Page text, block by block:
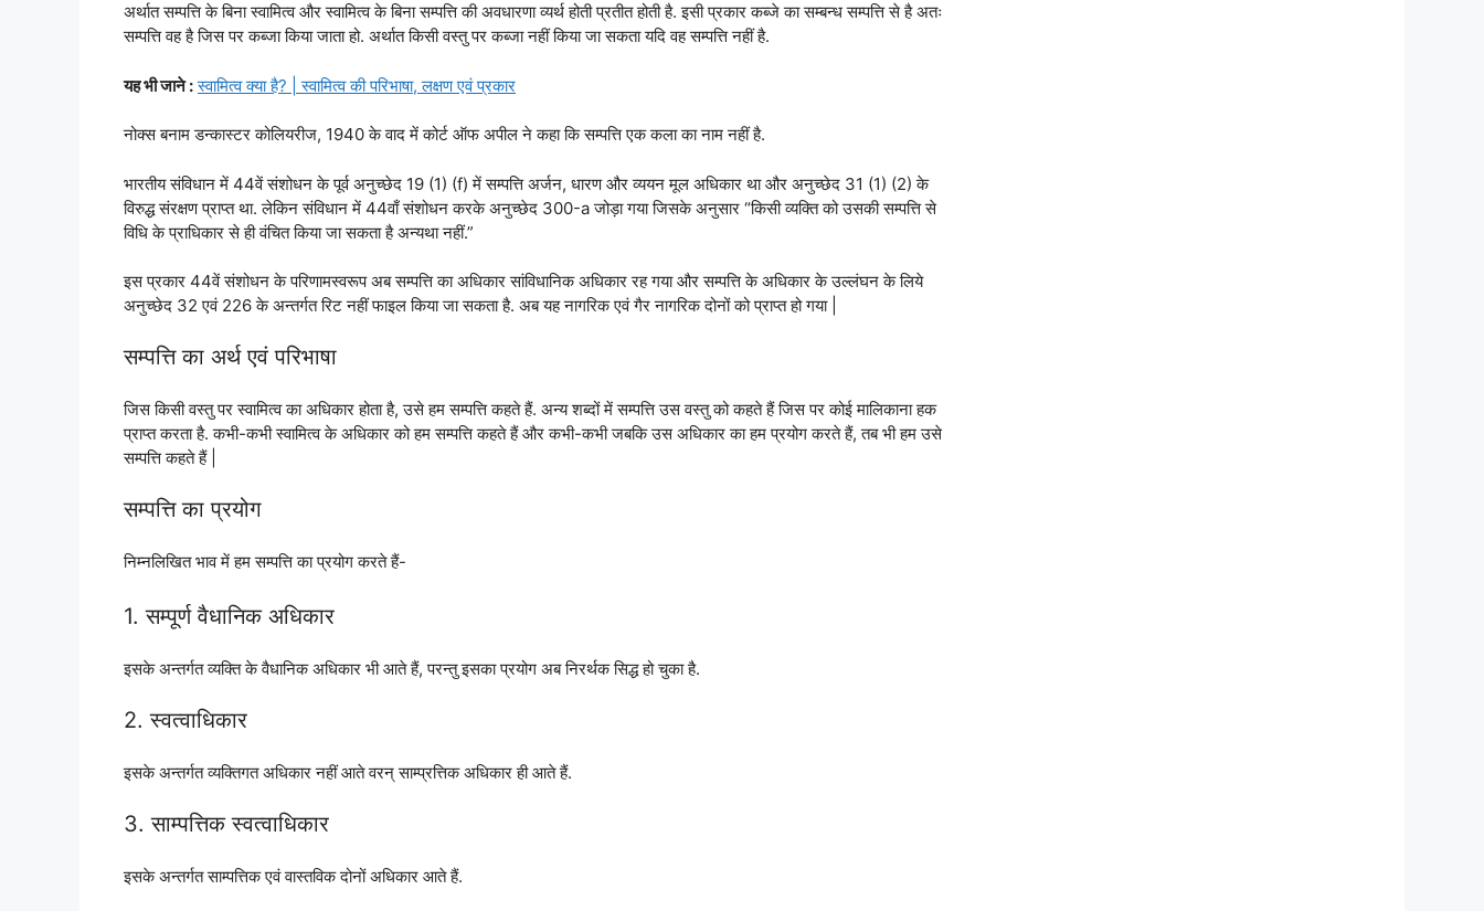
अर्थात सम्पत्ति के बिना स्वामित्व और स्वामित्व के बिना सम्पत्ति की अवधारणा व्यर्थ होती प्रतीत होती है. इसी प्रकार कब्जे का सम्बन्ध सम्पत्ति से है अतः
सम्पत्ति वह है जिस पर कब्जा किया जाता हो. अर्थात किसी वस्तु पर कब्जा नहीं किया जा सकता यदि वह सम्पत्ति नहीं है.
यह भी जाने : स्वामित्व क्या है? | स्वामित्व की परिभाषा, लक्षण एवं प्रकार
नोक्स बनाम डन्कास्टर कोलियरीज, 1940 के वाद में कोर्ट ऑफ अपील ने कहा कि सम्पत्ति एक कला का नाम नहीं है.
भारतीय संविधान में 44वें संशोधन के पूर्व अनुच्छेद 19 (1) (f) में सम्पत्ति अर्जन, धारण और व्ययन मूल अधिकार था और अनुच्छेद 31 (1) (2) के
विरुद्ध संरक्षण प्राप्त था. लेकिन संविधान में 44वाँ संशोधन करके अनुच्छेद 300-a जोड़ा गया जिसके अनुसार “किसी व्यक्ति को उसकी सम्पत्ति से
विधि के प्राधिकार से ही वंचित किया जा सकता है अन्यथा नहीं.”
इस प्रकार 44वें संशोधन के परिणामस्वरूप अब सम्पत्ति का अधिकार सांविधानिक अधिकार रह गया और सम्पत्ति के अधिकार के उल्लंघन के लिये
अनुच्छेद 32 एवं 226 के अन्तर्गत रिट नहीं फाइल किया जा सकता है. अब यह नागरिक एवं गैर नागरिक दोनों को प्राप्त हो गया |
सम्पत्ति का अर्थ एवं परिभाषा
जिस किसी वस्तु पर स्वामित्व का अधिकार होता है, उसे हम सम्पत्ति कहते हैं. अन्य शब्दों में सम्पत्ति उस वस्तु को कहते हैं जिस पर कोई मालिकाना हक
प्राप्त करता है. कभी-कभी स्वामित्व के अधिकार को हम सम्पत्ति कहते हैं और कभी-कभी जबकि उस अधिकार का हम प्रयोग करते हैं, तब भी हम उसे
सम्पत्ति कहते हैं |
सम्पत्ति का प्रयोग
निम्नलिखित भाव में हम सम्पत्ति का प्रयोग करते हैं-
1. सम्पूर्ण वैधानिक अधिकार
इसके अन्तर्गत व्यक्ति के वैधानिक अधिकार भी आते हैं, परन्तु इसका प्रयोग अब निरर्थक सिद्ध हो चुका है.
2. स्वत्वाधिकार
इसके अन्तर्गत व्यक्तिगत अधिकार नहीं आते वरन् साम्प्रत्तिक अधिकार ही आते हैं.
3. साम्पत्तिक स्वत्वाधिकार
इसके अन्तर्गत साम्पत्तिक एवं वास्तविक दोनों अधिकार आते हैं.